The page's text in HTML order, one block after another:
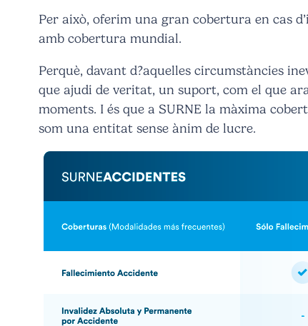
Per això, oferim una gran cobertura en cas
amb cobertura mundial.
Perquè, davant d?aquelles circumstàncies
que ajudi de veritat, un suport, com el que
moments. I és que a SURNE la màxima
som una entitat sense ànim de lucre.